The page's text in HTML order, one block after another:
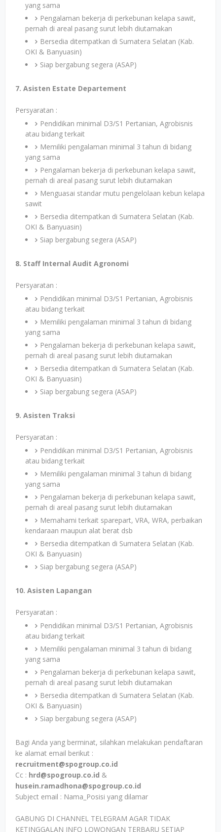
yang sama
Pengalaman bekerja di perkebunan kelapa sawit,
pernah di areal pasang surut lebih diutamakan
Bersedia ditempatkan di Sumatera Selatan (Kab.
OKI & Banyuasin)
Siap bergabung segera (ASAP)
7. Asisten Estate Departement
Persyaratan :
Pendidikan minimal D3/S1 Pertanian, Agrobisnis
atau bidang terkait
Memiliki pengalaman minimal 3 tahun di bidang
yang sama
Pengalaman bekerja di perkebunan kelapa sawit,
pernah di areal pasang surut lebih diutamakan
Menguasai standar mutu pengelolaan kebun kelapa
sawit
Bersedia ditempatkan di Sumatera Selatan (Kab.
OKI & Banyuasin)
Siap bergabung segera (ASAP)
8. Staff Internal Audit Agronomi
Persyaratan :
Pendidikan minimal D3/S1 Pertanian, Agrobisnis
atau bidang terkait
Memiliki pengalaman minimal 3 tahun di bidang
yang sama
Pengalaman bekerja di perkebunan kelapa sawit,
pernah di areal pasang surut lebih diutamakan
Bersedia ditempatkan di Sumatera Selatan (Kab.
OKI & Banyuasin)
Siap bergabung segera (ASAP)
9. Asisten Traksi
Persyaratan :
Pendidikan minimal D3/S1 Pertanian, Agrobisnis
atau bidang terkait
Memiliki pengalaman minimal 3 tahun di bidang
yang sama
Pengalaman bekerja di perkebunan kelapa sawit,
pernah di areal pasang surut lebih diutamakan
Memahami terkait sparepart, VRA, WRA, perbaikan
kendaraan maupun alat berat dsb
Bersedia ditempatkan di Sumatera Selatan (Kab.
OKI & Banyuasin)
Siap bergabung segera (ASAP)
10. Asisten Lapangan
Persyaratan :
Pendidikan minimal D3/S1 Pertanian, Agrobisnis
atau bidang terkait
Memiliki pengalaman minimal 3 tahun di bidang
yang sama
Pengalaman bekerja di perkebunan kelapa sawit,
pernah di areal pasang surut lebih diutamakan
Bersedia ditempatkan di Sumatera Selatan (Kab.
OKI & Banyuasin)
Siap bergabung segera (ASAP)
Bagi Anda yang berminat, silahkan melakukan pendaftaran
ke alamat email berikut :
recruitment@spogroup.co.id
Cc : hrd@spogroup.co.id &
husein.ramadhona@spogroup.co.id
Subject email : Nama_Posisi yang dilamar
GABUNG DI CHANNEL TELEGRAM AGAR TIDAK
KETINGGALAN INFO LOWONGAN TERBARU SETIAP